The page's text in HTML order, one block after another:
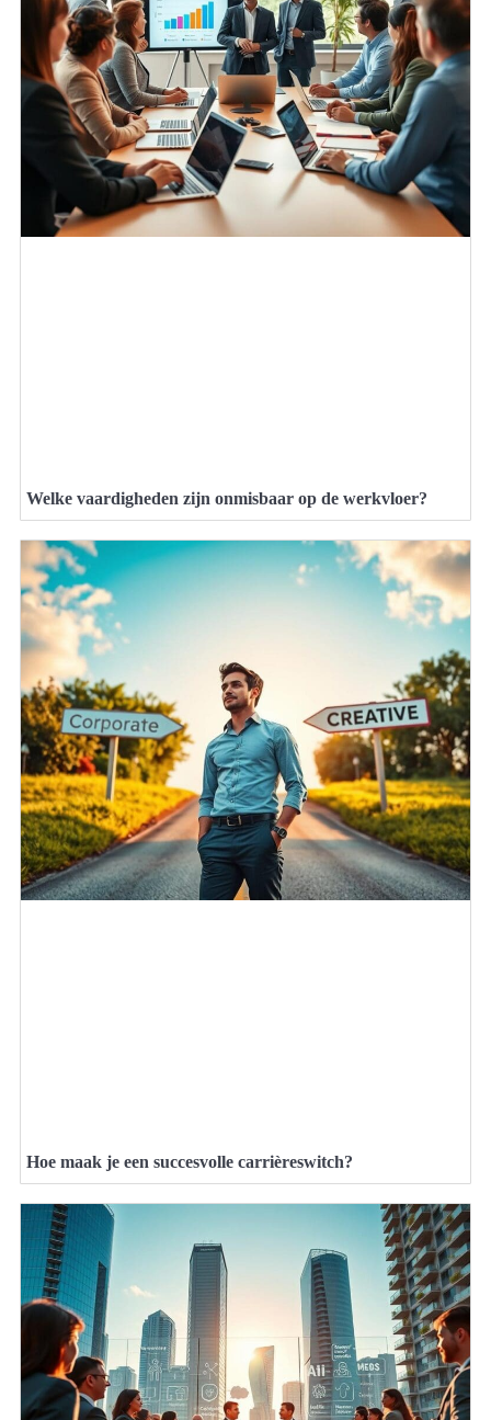
Welke vaardigheden zijn onmisbaar op de werkvloer?
Hoe maak je een succesvolle carrièreswitch?